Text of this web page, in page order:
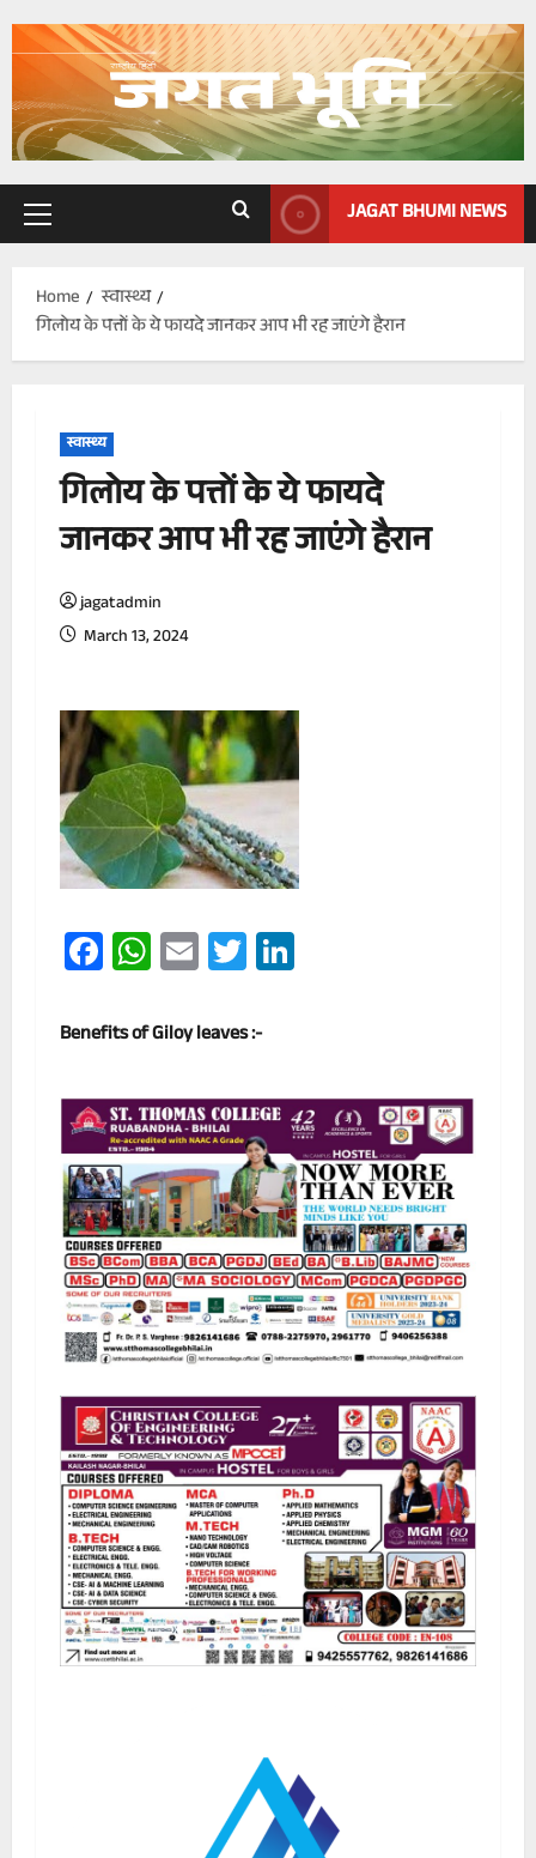
Primary
JAGAT BHUMI NEWS
Home
स्वास्थ्य
गिलोय के पत्तों के ये फायदे जानकर आप भी रह जाएंगे हैरान
स्वास्थ्य
गिलोय के पत्तों के ये फायदे
जानकर आप भी रह जाएंगे हैरान
jagatadmin
March 13, 2024
Facebook
WhatsApp
EmailTwitter
Benefits of Giloy leaves :-